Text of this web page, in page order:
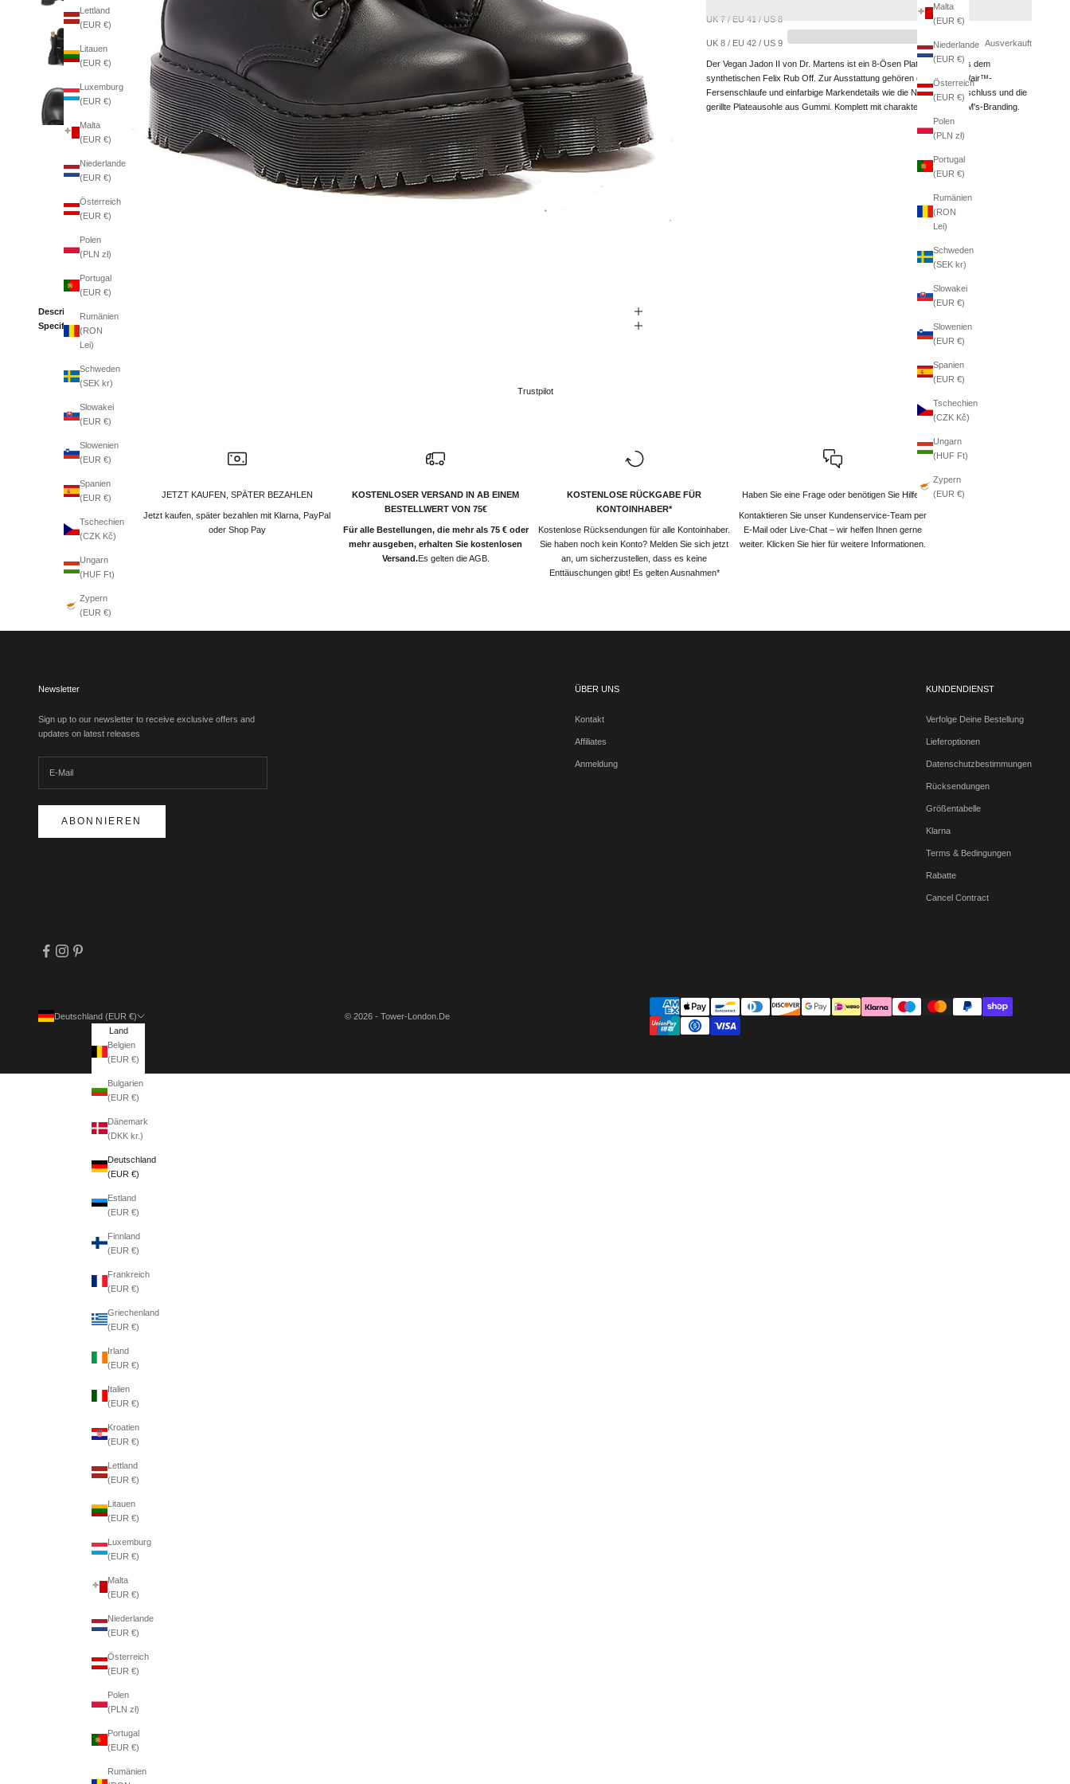
Malta
(EUR €)
Niederlande
(EUR €)
Österreich
(EUR €)
Polen
(PLN zł)
Portugal
(EUR €)
Rumänien
(RON
Lei)
Schweden
(SEK kr)
Slowakei
(EUR €)
Slowenien
(EUR €)
Spanien
(EUR €)
Tschechien
(CZK Kč)
Ungarn
(HUF Ft)
Zypern
(EUR €)
Lettland
(EUR €)
Litauen
(EUR €)
Luxemburg
(EUR €)
Malta
(EUR €)
Niederlande
(EUR €)
Österreich
(EUR €)
Polen
(PLN zł)
Portugal
(EUR €)
Rumänien
(RON
Lei)
Schweden
(SEK kr)
Slowakei
(EUR €)
Slowenien
(EUR €)
Spanien
(EUR €)
Tschechien
(CZK Kč)
Ungarn
(HUF Ft)
Zypern
(EUR €)
UK 7 / EU 41 / US 8
UK 8 / EU 42 / US 9 Ausverkauft
Der Vegan Jadon II von Dr. Martens ist ein 8-Ösen Plateaustiefel aus dem
synthetischen Felix Rub Off. Zur Ausstattung gehören die gelbe AirWair™-
Fersenschlaufe und einfarbige Markendetails wie die Nähte, der Verschluss und die
gerillte Plateausohle aus Gummi. Komplett mit charakteristischem DM's-Branding.
Description
Specifications
Trustpilot
JETZT KAUFEN, SPÄTER BEZAHLEN
Jetzt kaufen, später bezahlen mit Klarna, PayPal
oder Shop Pay
KOSTENLOSER VERSAND IN AB EINEM
BESTELLWERT VON 75€
Für alle Bestellungen, die mehr als 75 € oder
mehr ausgeben, erhalten Sie kostenlosen
Versand.Es gelten die AGB.
KOSTENLOSE RÜCKGABE FÜR
KONTOINHABER*
Kostenlose Rücksendungen für alle Kontoinhaber.
Sie haben noch kein Konto? Melden Sie sich jetzt
an, um sicherzustellen, dass es keine
Enttäuschungen gibt! Es gelten Ausnahmen*
Haben Sie eine Frage oder benötigen Sie Hilfe?
Kontaktieren Sie unser Kundenservice-Team per
E-Mail oder Live-Chat – wir helfen Ihnen gerne
weiter. Klicken Sie hier für weitere Informationen.
Newsletter
Sign up to our newsletter to receive exclusive offers and
updates on latest releases
ABONNIEREN
ÜBER UNS
Kontakt
Affiliates
Anmeldung
KUNDENDIENST
Verfolge Deine Bestellung
Lieferoptionen
Datenschutzbestimmungen
Rücksendungen
Größentabelle
Klarna
Terms & Bedingungen
Rabatte
Cancel Contract
Deutschland (EUR €)
Land
Belgien
(EUR €)
Bulgarien
(EUR €)
Dänemark
(DKK kr.)
Deutschland
(EUR €)
Estland
(EUR €)
Finnland
(EUR €)
Frankreich
(EUR €)
Griechenland
(EUR €)
Irland
(EUR €)
Italien
(EUR €)
Kroatien
(EUR €)
Lettland
(EUR €)
Litauen
(EUR €)
Luxemburg
(EUR €)
Malta
(EUR €)
Niederlande
(EUR €)
Österreich
(EUR €)
Polen
(PLN zł)
Portugal
(EUR €)
Rumänien
© 2026 - Tower-London.De